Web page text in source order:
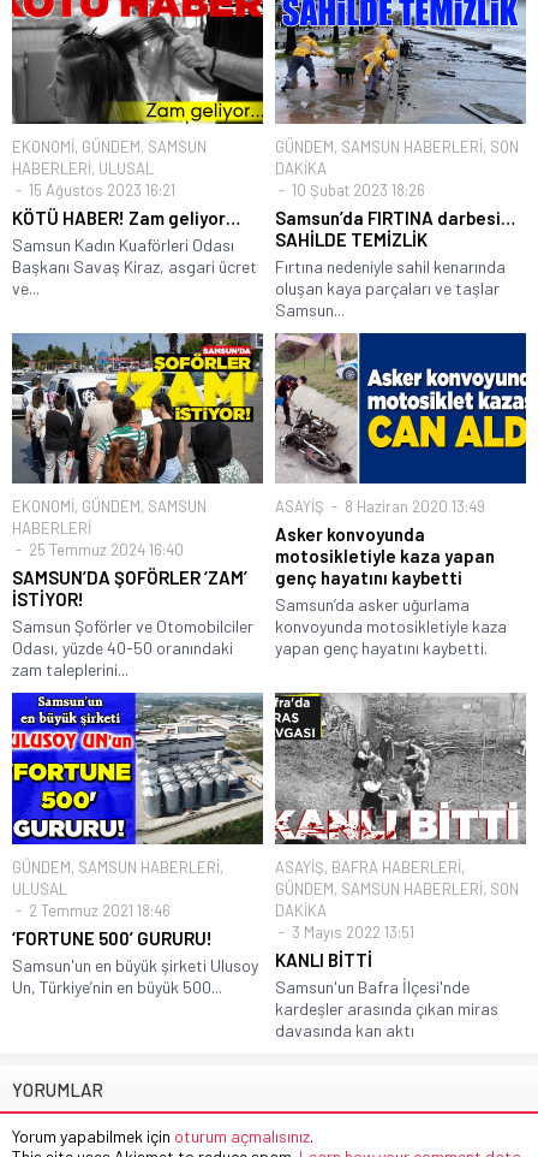
EKONOMİ, GÜNDEM, SAMSUN
HABERLERİ, ULUSAL
15 Ağustos 2023 16:21
KÖTÜ HABER! Zam geliyor…
Samsun Kadın Kuaförleri Odası
Başkanı Savaş Kiraz, asgari ücret
ve...
GÜNDEM, SAMSUN HABERLERİ, SON
DAKİKA
10 Şubat 2023 18:26
Samsun’da FIRTINA darbesi…
SAHİLDE TEMİZLİK
Fırtına nedeniyle sahil kenarında
oluşan kaya parçaları ve taşlar
Samsun...
EKONOMİ, GÜNDEM, SAMSUN
HABERLERİ
25 Temmuz 2024 16:40
SAMSUN’DA ŞOFÖRLER ‘ZAM’
İSTİYOR!
Samsun Şoförler ve Otomobilciler
Odası, yüzde 40-50 oranındaki
zam taleplerini...
ASAYİŞ 8 Haziran 2020 13:49
Asker konvoyunda
motosikletiyle kaza yapan
genç hayatını kaybetti
Samsun’da asker uğurlama
konvoyunda motosikletiyle kaza
yapan genç hayatını kaybetti.
GÜNDEM, SAMSUN HABERLERİ,
ULUSAL
2 Temmuz 2021 18:46
‘FORTUNE 500’ GURURU!
Samsun'un en büyük şirketi Ulusoy
Un, Türkiye’nin en büyük 500...
ASAYİŞ, BAFRA HABERLERİ,
GÜNDEM, SAMSUN HABERLERİ, SON
DAKİKA
3 Mayıs 2022 13:51
KANLI BİTTİ
Samsun'un Bafra İlçesi'nde
kardeşler arasında çıkan miras
davasında kan aktı
YORUMLAR
Yorum yapabilmek için oturum açmalısınız.